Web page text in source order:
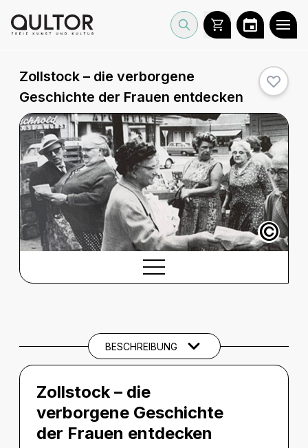
Zollstock – die verborgene
Geschichte der Frauen entdecken
©
BESCHREIBUNG
Zollstock – die
verborgene Geschichte
der Frauen entdecken